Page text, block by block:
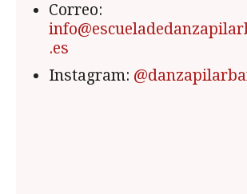
Correo:
.es
Instagram: